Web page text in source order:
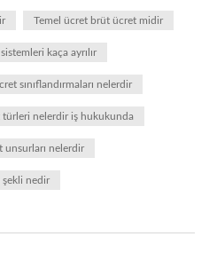
Temel ücret brüt ücret midir
kaça ayrılır
sınıflandırmaları nelerdir
türleri nelerdir iş hukukunda
unsurları nelerdir
şekli nedir